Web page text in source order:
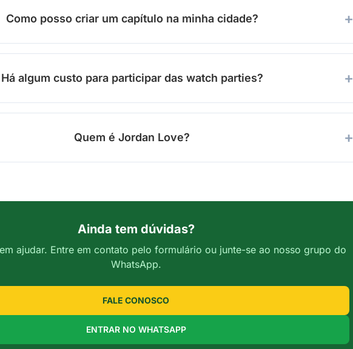
Como posso criar um capítulo na minha cidade? +
Há algum custo para participar das watch parties? +
Quem é Jordan Love? +
Ainda tem dúvidas?
ajudar. Entre em contato pelo formulário ou junte-se ao nosso grupo do
WhatsApp.
FALE CONOSCO
ENTRAR NO WHATSAPP